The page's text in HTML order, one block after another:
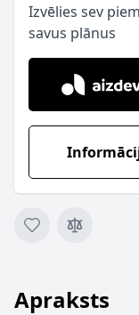
Izvēlies sev
savus plānus
Apraksts